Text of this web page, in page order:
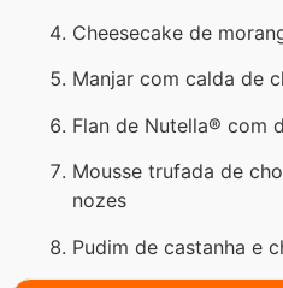
Cheesecake de
Manjar com calda de
Flan de Nutella® com
Mousse trufada de
nozes
Pudim de castanha e